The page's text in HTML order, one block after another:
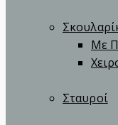
Με
Σταυροί